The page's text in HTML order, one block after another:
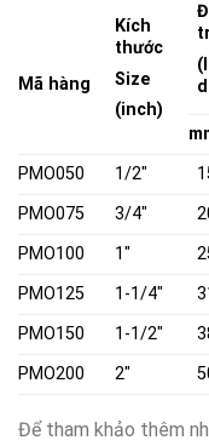
Mã hàng
Kích
thước
Size
(inch)
PMO050
1/2″
PMO075
3/4″
PMO100
1″
PMO125
1-1/4″
PMO150
1-1/2″
PMO200
2″
Để tham khảo thêm